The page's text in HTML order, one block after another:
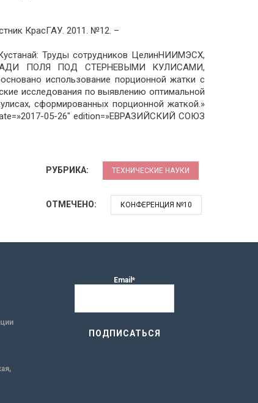
КрасГАУ. 2011. №12. –
Труды сотрудников ЦелинНИИМЭСХ,
ПОЛЯ ПОД СТЕРНЕВЫМИ КУЛИСАМИ,
использование порционной жатки с
исследования по выявлению оптимальной
сформированных порционной жаткой.»
05-26″ edition=»ЕВРАЗИЙСКИЙ СОЮЗ
РУБРИКА: ТЕХНИЧЕСКИЕ НАУКИ
ОТМЕЧЕНО: КОНФЕРЕНЦИЯ №10
Email*